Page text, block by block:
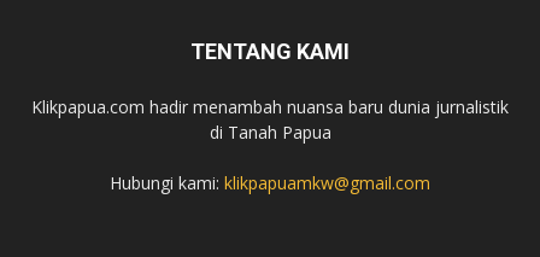
TENTANG KAMI
Klikpapua.com hadir menambah nuansa baru dunia jurnalistik
di Tanah Papua
Hubungi kami: klikpapuamkw@gmail.com